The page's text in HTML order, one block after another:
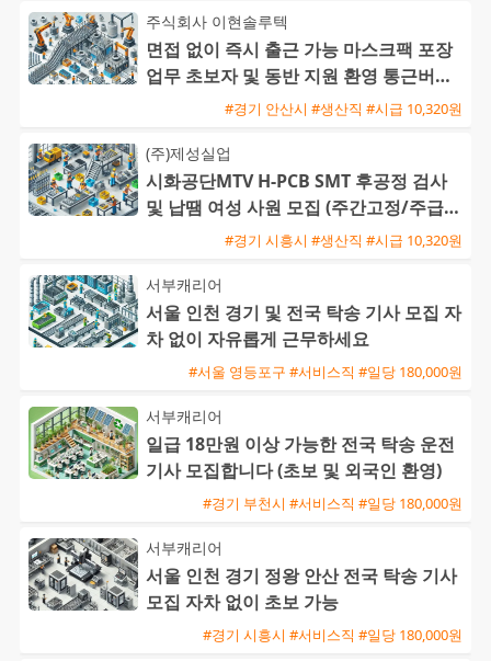
주식회사 이현솔루텍
면접 없이 즉시 출근 가능 마스크팩 포장
업무 초보자 및 동반 지원 환영 통근버스
#경기 안산시 #생산직 #시급 10,320원
(주)제성실업
시화공단MTV H-PCB SMT 후공정 검사
및 납땜 여성 사원 모집 (주간고정/주급지
#경기 시흥시 #생산직 #시급 10,320원
서부캐리어
서울 인천 경기 및 전국 탁송 기사 모집 자
차 없이 자유롭게 근무하세요
#서울 영등포구 #서비스직 #일당 180,000원
서부캐리어
일급 18만원 이상 가능한 전국 탁송 운전
기사 모집합니다 (초보 및 외국인 환영)
#경기 부천시 #서비스직 #일당 180,000원
서부캐리어
서울 인천 경기 정왕 안산 전국 탁송 기사
모집 자차 없이 초보 가능
#경기 시흥시 #서비스직 #일당 180,000원